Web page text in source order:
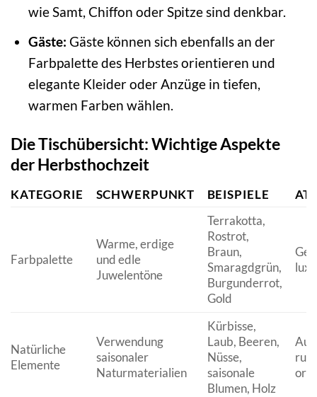
wie Samt, Chiffon oder Spitze sind denkbar.
Gäste: Gäste können sich ebenfalls an der
Farbpalette des Herbstes orientieren und
elegante Kleider oder Anzüge in tiefen,
warmen Farben wählen.
Die Tischübersicht: Wichtige Aspekte
der Herbsthochzeit
KATEGORIE SCHWERPUNKT BEISPIELE
Farbpalette
Warme, erdige
und edle
Juwelentöne
Terrakotta,
Rostrot,
Braun,
Smaragdgrün,
Burgunderrot,
Gold
Natürliche
Elemente
Verwendung
saisonaler
Naturmaterialien
Kürbisse,
Laub, Beeren,
Nüsse,
saisonale
Blumen, Holz